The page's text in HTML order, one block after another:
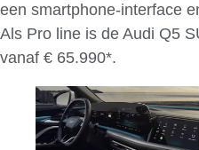
een smartphone-interface
Als Pro line is de Audi Q5
vanaf € 65.990*.